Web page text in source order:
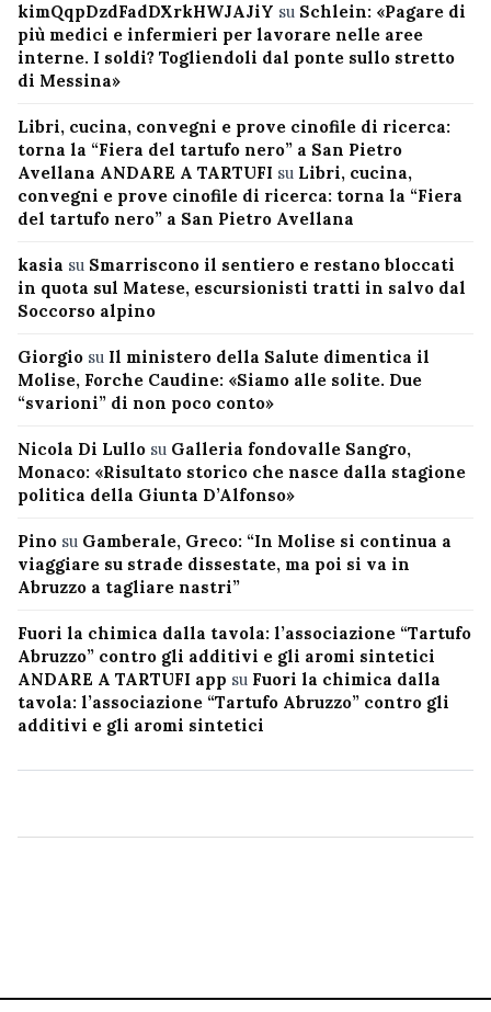
kimQqpDzdFadDXrkHWJAJiY su Schlein: «Pagare di
più medici e infermieri per lavorare nelle aree
interne. I soldi? Togliendoli dal ponte sullo stretto
di Messina»
Libri, cucina, convegni e prove cinofile di ricerca:
torna la “Fiera del tartufo nero” a San Pietro
Avellana ANDARE A TARTUFI su Libri, cucina,
convegni e prove cinofile di ricerca: torna la “Fiera
del tartufo nero” a San Pietro Avellana
kasia su Smarriscono il sentiero e restano bloccati
in quota sul Matese, escursionisti tratti in salvo dal
Soccorso alpino
Giorgio su Il ministero della Salute dimentica il
Molise, Forche Caudine: «Siamo alle solite. Due
“svarioni” di non poco conto»
Nicola Di Lullo su Galleria fondovalle Sangro,
Monaco: «Risultato storico che nasce dalla stagione
politica della Giunta D’Alfonso»
Pino su Gamberale, Greco: “In Molise si continua a
viaggiare su strade dissestate, ma poi si va in
Abruzzo a tagliare nastri”
Fuori la chimica dalla tavola: l’associazione “Tartufo
Abruzzo” contro gli additivi e gli aromi sintetici
ANDARE A TARTUFI app su Fuori la chimica dalla
tavola: l’associazione “Tartufo Abruzzo” contro gli
additivi e gli aromi sintetici